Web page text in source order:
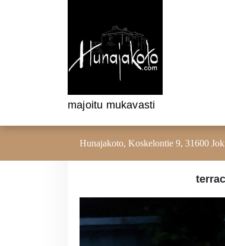
majoitu mukavasti
Hunajakoto, Koskelontie 9, 31600